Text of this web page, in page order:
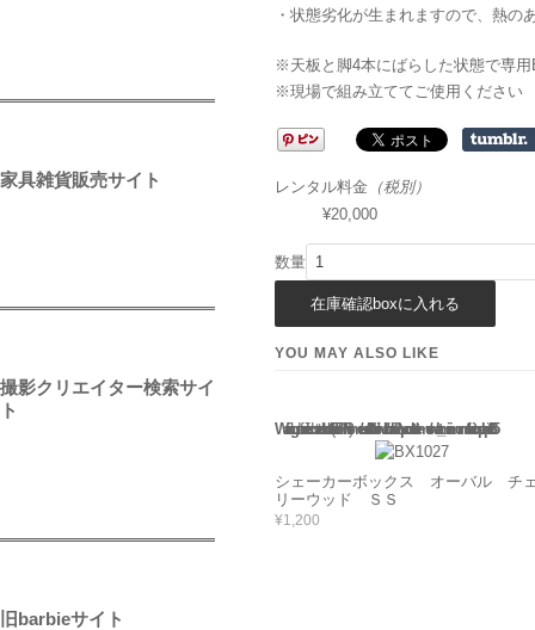
・状態劣化が生まれますので、熱の
※天板と脚4本にばらした状態で専
※現場で組み立ててご使用ください
レンタル料金 （税別）
¥20,000
数量
YOU MAY ALSO LIKE
Warning: Use of undefined constant rand - assumed 'rand' (this will throw an Error in a future version of PHP) in/home/users/2/barbie/web/barbie2/wp-content/themes/welcart_minimum/functions.php135
シェーカーボックス オーバル チ
リーウッド ＳＳ
¥1,200
家具雑貨販売サイト
撮影クリエイター検索サイ
ト
旧barbieサイト